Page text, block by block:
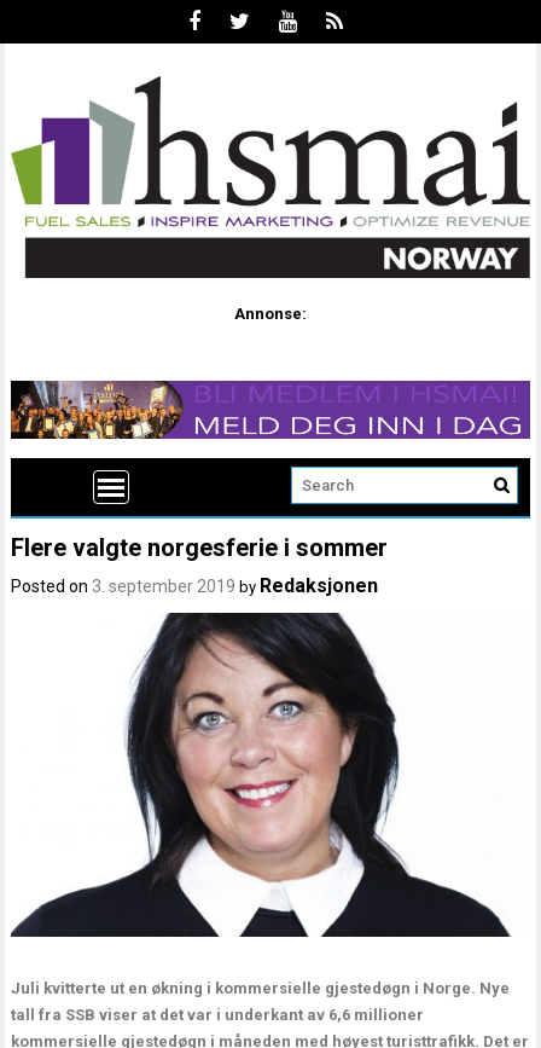
Annonse:
Flere valgte norgesferie i sommer
Posted on 3. september 2019 by Redaksjonen
Juli kvitterte ut en økning i kommersielle gjestedøgn i Norge. Nye
tall fra SSB viser at det var i underkant av 6,6 millioner
kommersielle gjestedøgn i måneden med høyest turisttrafikk. Det er